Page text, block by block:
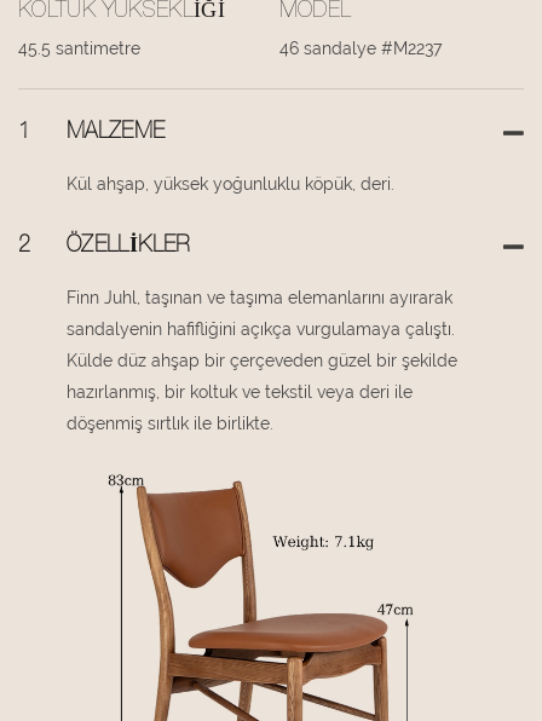
KOLTUK YÜKSEKLIĞI
45.5 santimetre
MODEL
46 sandalye #M2237
1 MALZEME
Kül ahşap, yüksek yoğunluklu köpük, deri.
2 ÖZELLIKLER
Finn Juhl, taşınan ve taşıma elemanlarını ayırarak
sandalyenin hafifliğini açıkça vurgulamaya çalıştı.
Külde düz ahşap bir çerçeveden güzel bir şekilde
hazırlanmış, bir koltuk ve tekstil veya deri ile
döşenmiş sırtlık ile birlikte.